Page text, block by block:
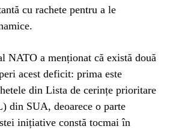
cu rachete pentru a le
NATO a menționat că există două
acest deficit: prima este
din Lista de cerințe prioritare
din SUA, deoarece o parte
inițiative constă tocmai în